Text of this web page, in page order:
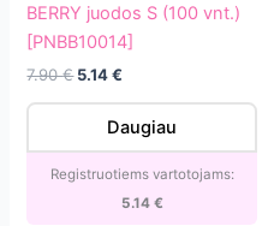
juodos
S
(100
BERRY juodos S (100 vnt.)
[PNBB10014]
7.90€ Original
7.90 €.
5.14€
5.14 €.
Daugiau
Registruotiems vartotojams:
5.14 €